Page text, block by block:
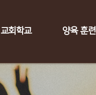
교회학교 양육 훈련